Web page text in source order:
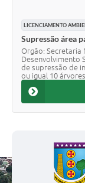
LICENCIAMENTO
Supressão área
Orgão: Secretaria
Desenvolvimento
de supressão de
ou igual 10